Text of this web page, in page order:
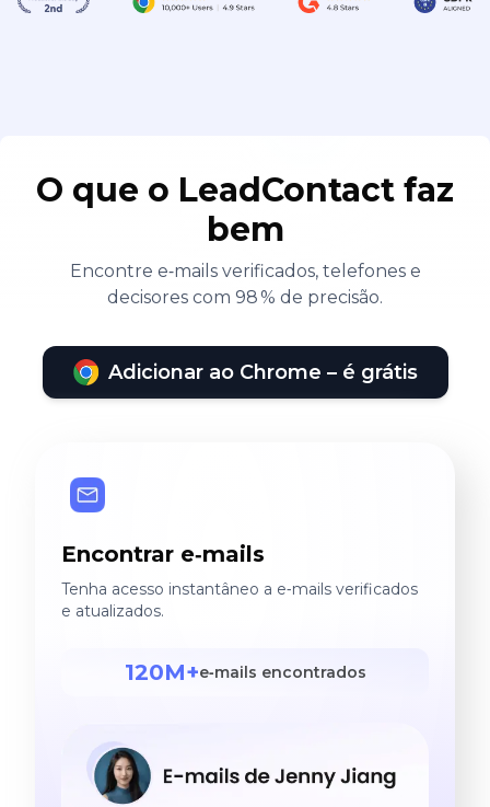
O que o LeadContact faz
bem
Encontre e‑mails verificados, telefones e
decisores com 98 % de precisão.
Adicionar ao Chrome – é grátis
Encontrar e‑mails
Tenha acesso instantâneo a e‑mails verificados
e atualizados.
120M+e‑mails encontrados